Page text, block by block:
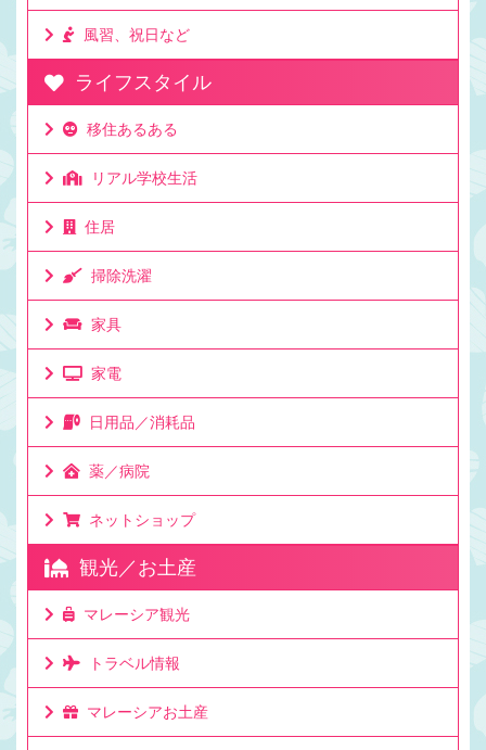
風習、祝日など
ライフスタイル
移住あるある
リアル学校生活
住居
掃除洗濯
家具
家電
日用品／消耗品
薬／病院
ネットショップ
観光／お土産
マレーシア観光
トラベル情報
マレーシアお土産